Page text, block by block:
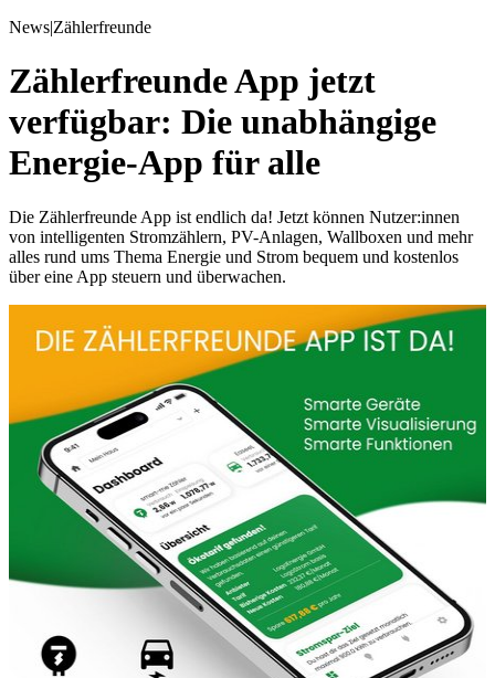
News|Zählerfreunde
Zählerfreunde App jetzt
verfügbar: Die unabhängige
Energie-App für alle
Die Zählerfreunde App ist endlich da! Jetzt können Nutzer:innen
von intelligenten Stromzählern, PV-Anlagen, Wallboxen und mehr
alles rund ums Thema Energie und Strom bequem und kostenlos
über eine App steuern und überwachen.